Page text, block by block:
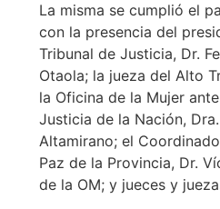
La misma se cumplió el
con la presencia del
Tribunal de Justicia, Dr.
Otaola; la jueza del Alto
la Oficina de la Mujer
Justicia de la Nación,
Altamirano; el
Paz de la Provincia, Dr.
de la OM; y jueces y